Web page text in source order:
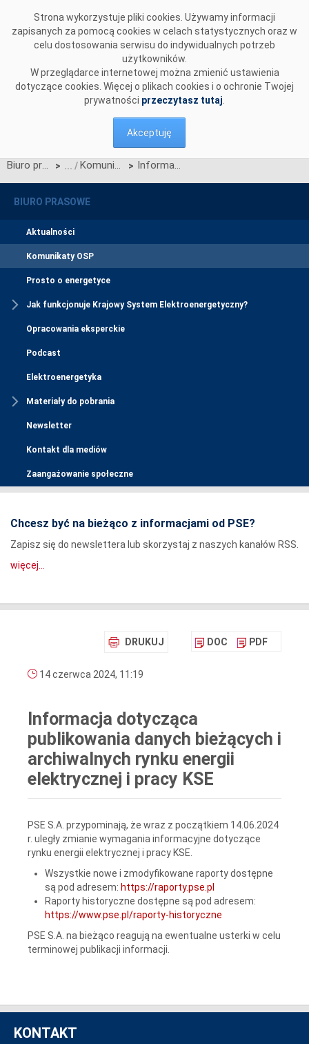
Strona wykorzystuje pliki cookies. Używamy informacji
zapisanych za pomocą cookies w celach statystycznych oraz w
celu dostosowania serwisu do indywidualnych potrzeb
użytkowników.
W przeglądarce internetowej można zmienić ustawienia
dotyczące cookies. Więcej o plikach cookies i o ochronie Twojej
prywatności przeczytasz tutaj
Akceptuję
Biuro prasowe > Komunikaty OSP > Informacja dotycząca publikowania danych bieżących i archiwalnych rynku energii elektrycznej i pracy KSE
BIURO PRASOWE
Aktualności
Komunikaty OSP
Prosto o energetyce
Jak funkcjonuje Krajowy System Elektroenergetyczny?
Opracowania eksperckie
Podcast
Elektroenergetyka
Materiały do pobrania
Newsletter
Kontakt dla mediów
Zaangażowanie społeczne
Chcesz być na bieżąco z informacjami od PSE?
Zapisz się do newslettera lub skorzystaj z naszych kanałów RSS.
więcej...
DRUKUJ DOC PDF
14 czerwca 2024, 11:19
Informacja dotycząca
publikowania danych bieżących i
archiwalnych rynku energii
elektrycznej i pracy KSE
PSE S.A. przypominają, że wraz z początkiem 14.06.2024
r. uległy zmianie wymagania informacyjne dotyczące
rynku energii elektrycznej i pracy KSE.
Wszystkie nowe i zmodyfikowane raporty dostępne
są pod adresem: https://raporty.pse.pl
Raporty historyczne dostępne są pod adresem:
https://www.pse.pl/raporty-historyczne
PSE S.A. na bieżąco reagują na ewentualne usterki w celu
terminowej publikacji informacji.
KONTAKT